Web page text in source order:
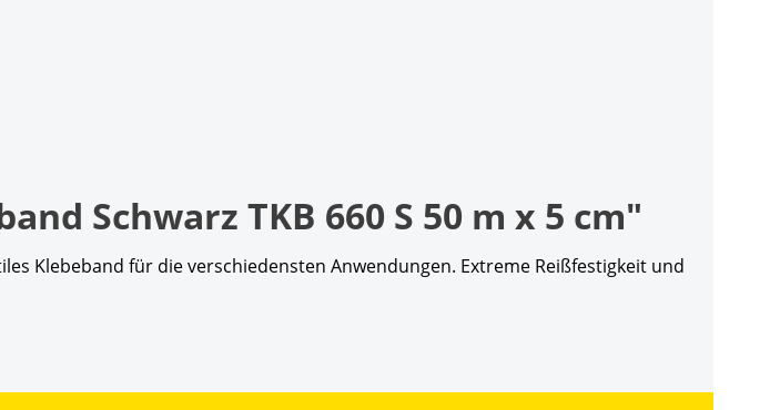
Schwarz TKB 660 S 50 m x 5 cm"
Klebeband für die verschiedensten Anwendungen. Extreme Reißfestigkeit und